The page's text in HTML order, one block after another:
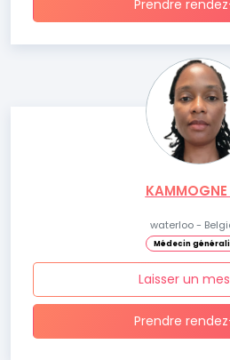
Prendre
waterloo -
Médecin
Laisser un
Prendre